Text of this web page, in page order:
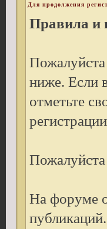
Для продолжения
Правила и
Пожалуйста
ниже. Если
отметьте
На форуме